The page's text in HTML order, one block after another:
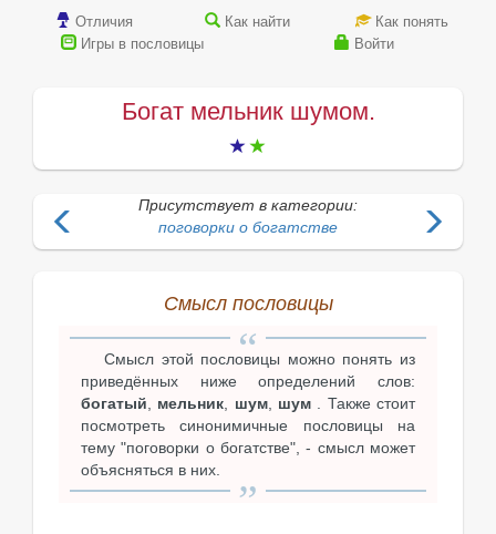
Отличия Как найти
Как понять
Игры в пословицы
Войти
Богат мельник шумом.
Присутствует в категории:
поговорки о богатстве
Смысл пословицы
Смысл этой пословицы можно понять из
приведённых ниже определений слов:
богатый, мельник, шум, шум . Также стоит
посмотреть синонимичные пословицы на
тему "поговорки о богатстве", - смысл может
объясняться в них.